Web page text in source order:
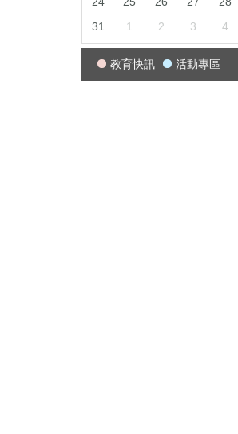
31
1 2 3 4
教育快訊 活動專區